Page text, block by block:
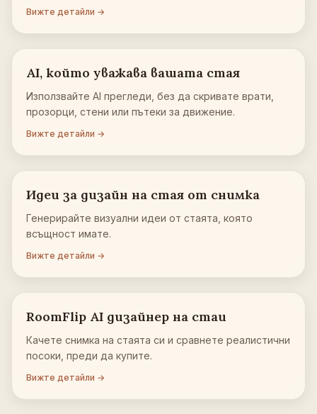
Вижте детайли →
AI, който уважава вашата стая
Използвайте AI прегледи, без да скривате врати,
прозорци, стени или пътеки за движение.
Вижте детайли →
Идеи за дизайн на стая от снимка
Генерирайте визуални идеи от стаята, която
всъщност имате.
Вижте детайли →
RoomFlip AI дизайнер на стаи
Качете снимка на стаята си и сравнете реалистични
посоки, преди да купите.
Вижте детайли →